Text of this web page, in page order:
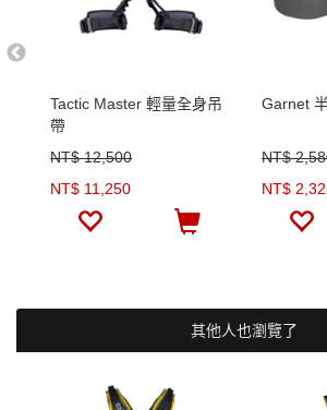
Tactic Master 輕量全身吊
帶
NT$ 12,500
NT$ 11,250
Garnet
NT$
NT$
其他人也瀏覽了